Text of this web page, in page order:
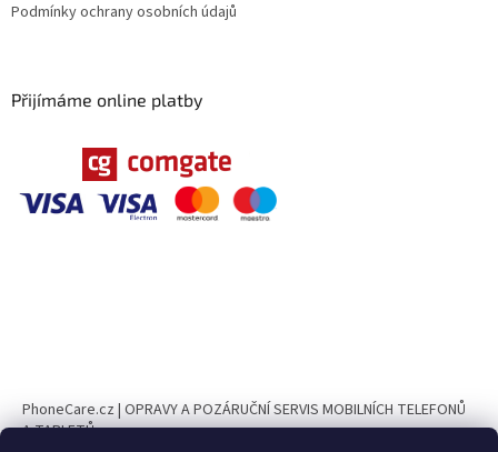
Podmínky ochrany osobních údajů
Přijímáme online platby
PhoneCare.cz | OPRAVY A POZÁRUČNÍ SERVIS MOBILNÍCH TELEFONŮ
A TABLETŮ